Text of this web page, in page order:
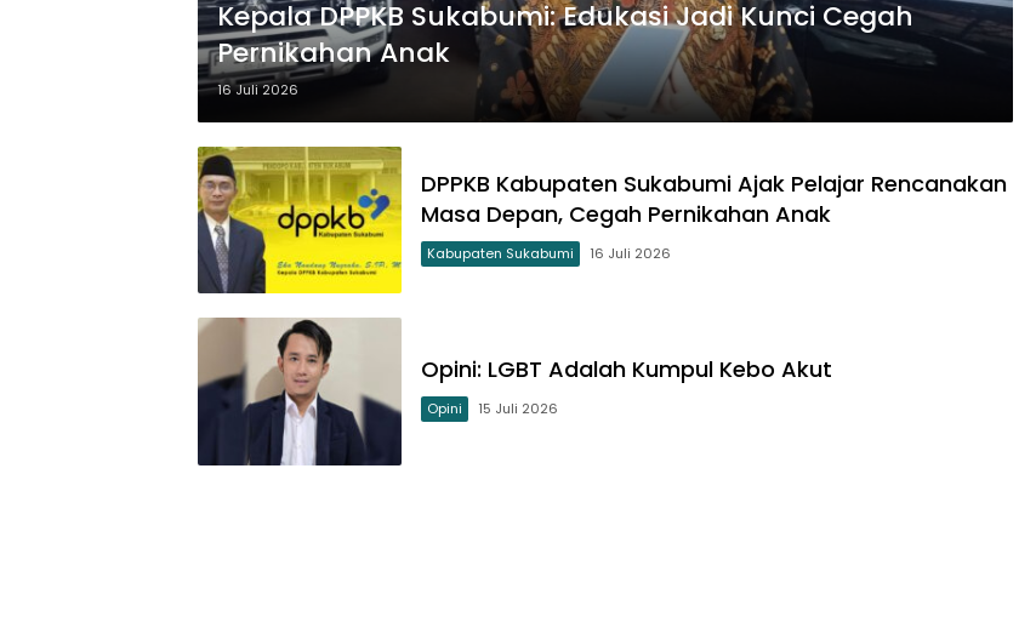
Kepala DPPKB Sukabumi: Edukasi Jadi Kunci Cegah
Pernikahan Anak
16 Juli 2026
DPPKB Kabupaten Sukabumi Ajak Pelajar Rencanakan
Masa Depan, Cegah Pernikahan Anak
Kabupaten Sukabumi 16 Juli 2026
Opini: LGBT Adalah Kumpul Kebo Akut
Opini 15 Juli 2026